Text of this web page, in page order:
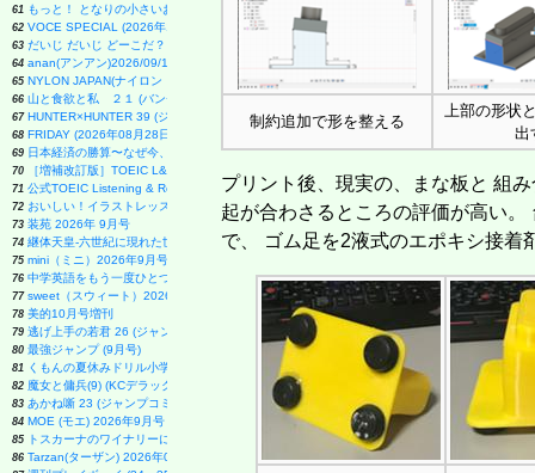
61 もっと！ となりの小さいおじさん～大切なことのほぼ9割は手のひらサイズに教わった 2～
62 VOCE SPECIAL (2026年10月号)
63 だいじ だいじ どーこだ？
64 anan(アンアン)2026/09/16号 No.2511増刊 スペシャルエディション[モテコスメ大賞／小田
65 NYLON JAPAN(ナイロン ジャパン) 2026年 10月号 [雑誌] 【W表紙：ハン（Stray Kids）】
66 山と食欲と私 ２１ (バンチコミックス)
67 HUNTER×HUNTER 39 (ジャンプコミックス)
68 FRIDAY (2026年08月28日号)
69 日本経済の勝算〜なぜ今、世界が日本に注目するのか〜
70 ［増補改訂版］TOEIC L&R TEST 出る単特急 金のフレーズ (TOEIC TEST 特急シリーズ)
71 公式TOEIC Listening & Reading 問題集 12
72 おいしい！イラストレッスン クレパスで描きました
73 装苑 2026年 9月号
74 継体天皇-六世紀に現れた世襲王権の「始祖王」 (中公新書 2910)
75 mini（ミニ）2026年9月号
76 中学英語をもう一度ひとつひとつわかりやすく。改訂版
77 sweet（スウィート）2026年10月号増刊【表紙：本田響矢】
78 美的10月号増刊
79 逃げ上手の若君 26 (ジャンプコミックス)
80 最強ジャンプ (9月号)
81 くもんの夏休みドリル小学1年生
82 魔女と傭兵(9) (KCデラックス)
83 あかね噺 23 (ジャンプコミックス)
84 MOE (モエ) 2026年9月号 [雑誌]（巻頭特集 「ちいかわ」と心に寄り添うキャラクターたち
85 トスカーナのワイナリーに嫁いで学んだ マンマのイタリア料理レシピ
86 Tarzan(ターザン) 2026年08月27日号 No.931号 [自律神経ゆったりメンテナンス術]
制約追加で形を整える
上部の形状
出
プリント後、現実の、まな板と 組
起が合わさるところの評価が高い
で、 ゴム足を2液式のエポキシ接着